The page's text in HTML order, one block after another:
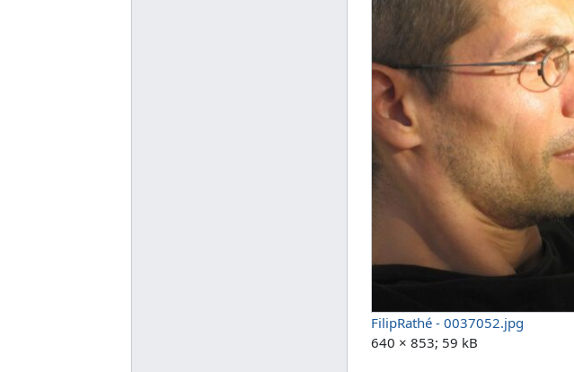
FilipRathé - 0037052.jpg
640 × 853; 59 kB